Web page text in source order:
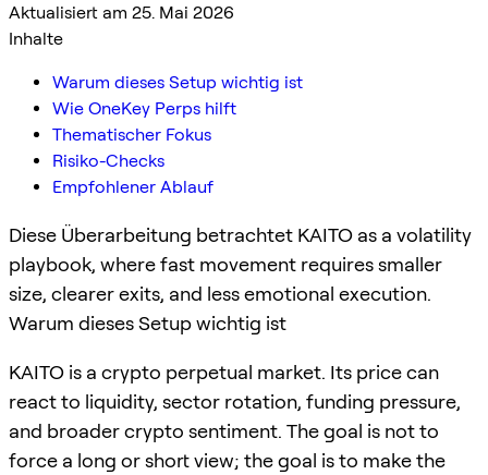
Aktualisiert am 25. Mai 2026
Inhalte
Warum dieses Setup wichtig ist
Wie OneKey Perps hilft
Thematischer Fokus
Risiko-Checks
Empfohlener Ablauf
Diese Überarbeitung betrachtet KAITO as a volatility
playbook, where fast movement requires smaller
size, clearer exits, and less emotional execution.
Warum dieses Setup wichtig ist
KAITO is a crypto perpetual market. Its price can
react to liquidity, sector rotation, funding pressure,
and broader crypto sentiment. The goal is not to
force a long or short view; the goal is to make the